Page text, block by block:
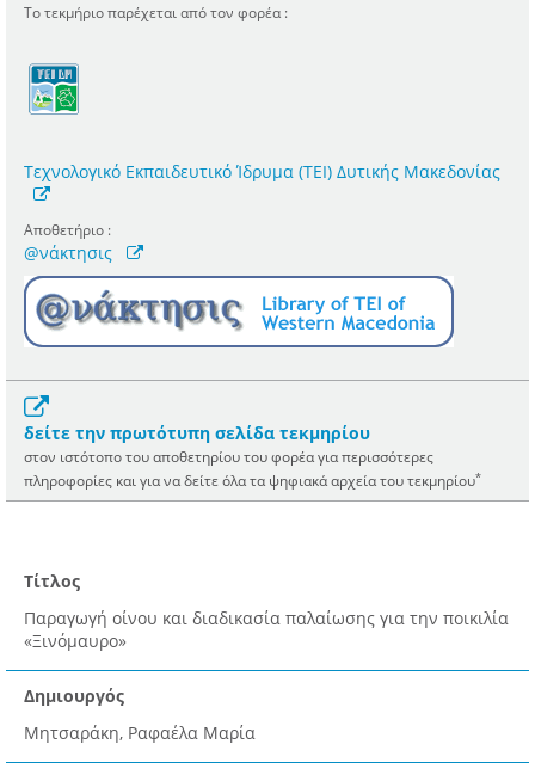
Το τεκμήριο παρέχεται από τον φορέα :
Τεχνολογικό Εκπαιδευτικό Ίδρυμα (ΤΕΙ) Δυτικής Μακεδονίας
Αποθετήριο :
@νάκτησις
δείτε την πρωτότυπη σελίδα τεκμηρίου
στον ιστότοπο του αποθετηρίου του φορέα για περισσότερες
πληροφορίες και για να δείτε όλα τα ψηφιακά αρχεία του τεκμηρίου*
Τίτλος
Παραγωγή οίνου και διαδικασία παλαίωσης για την ποικιλία
«Ξινόμαυρο»
Δημιουργός
Μητσαράκη, Ραφαέλα Μαρία